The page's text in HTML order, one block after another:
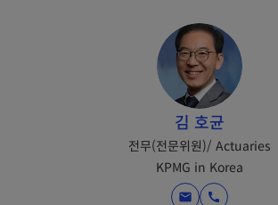
김 호균
전무(전문위원)/ Actuaries
KPMG in Korea
mail call